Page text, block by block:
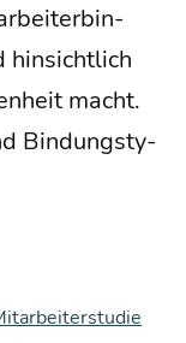
hin­sicht­lich
macht.
Bin­dungs­ty­